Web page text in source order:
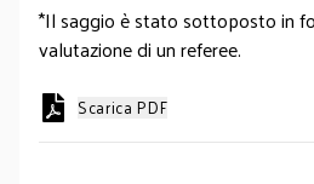
*Il saggio è stato sottoposto in
valutazione di un referee.
Scarica PDF